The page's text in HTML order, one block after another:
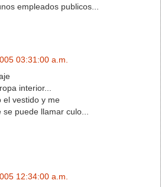
empleados publicos...
03:31:00 a.m.
interior...
el vestido y me
puede llamar culo...
12:34:00 a.m.